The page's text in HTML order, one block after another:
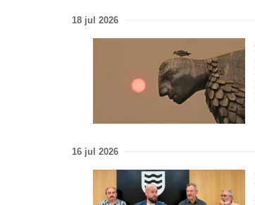
18 jul 2026
16 jul 2026